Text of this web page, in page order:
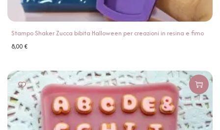
Stampo Shaker Zucca bibita Halloween per creazioni in resina e fimo
8,00€